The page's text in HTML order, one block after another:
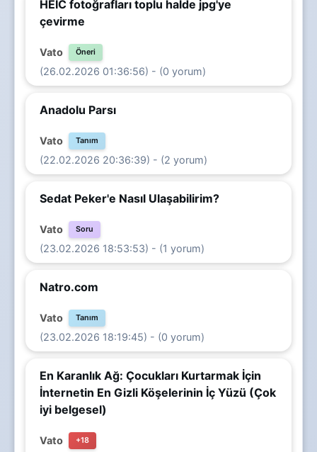
HEIC fotoğrafları toplu halde jpg'ye
çevirme
Vato Öneri
(26.02.2026 01:36:56) - (0 yorum)
Anadolu Parsı
Vato Tanım
(22.02.2026 20:36:39) - (2 yorum)
Sedat Peker'e Nasıl Ulaşabilirim?
Vato Soru
(23.02.2026 18:53:53) - (1 yorum)
Natro.com
Vato Tanım
(23.02.2026 18:19:45) - (0 yorum)
En Karanlık Ağ: Çocukları Kurtarmak İçin
İnternetin En Gizli Köşelerinin İç Yüzü (Çok
iyi belgesel)
Vato +18